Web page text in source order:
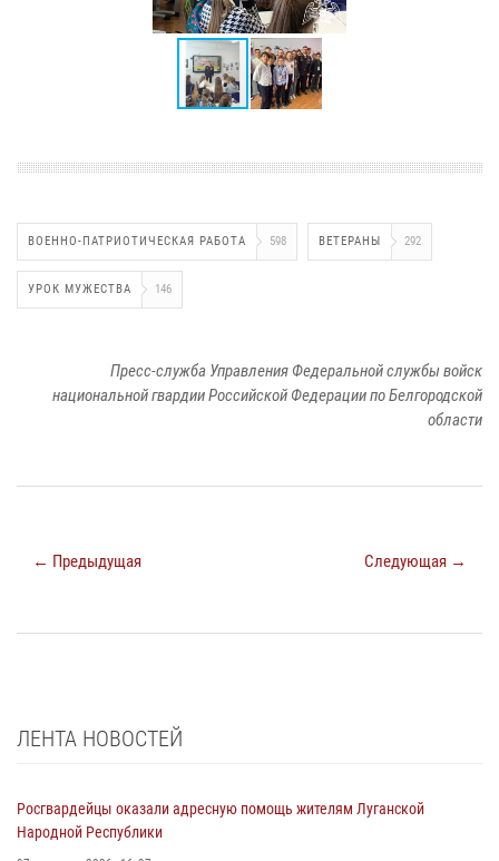
ВОЕННО-ПАТРИОТИЧЕСКАЯ РАБОТА 598 ВЕТЕРАНЫ 292
УРОК МУЖЕСТВА 146
Пресс-служба Управления Федеральной службы войск
национальной гвардии Российской Федерации по Белгородской
области
← Предыдущая Следующая →
ЛЕНТА НОВОСТЕЙ
Росгвардейцы оказали адресную помощь жителям Луганской
Народной Республики